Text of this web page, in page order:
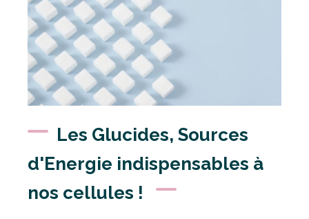
Les Glucides, Sources
d'Energie indispensables à
nos cellules !